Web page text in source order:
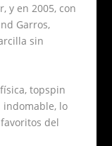
y en 2005, con
Garros,
sin
topspin
indomable, lo
del